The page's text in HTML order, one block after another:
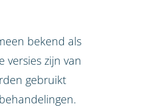
bekend als
versies zijn van
gebruikt